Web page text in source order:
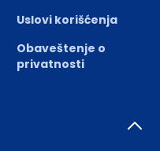
Uslovi korišćenja
Obaveštenje o
privatnosti